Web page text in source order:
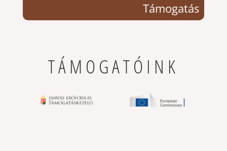
Támogatás
TÁMOGATÓINK